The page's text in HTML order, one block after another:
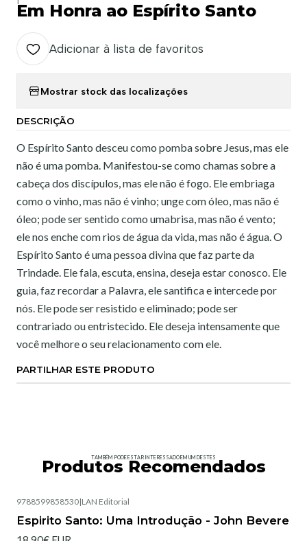
Em Honra ao Espírito Santo
Adicionar à lista de favoritos
Mostrar stock das localizações
DESCRIÇÃO
O Espírito Santo desceu como pomba sobre Jesus, mas ele
não é uma pomba. Manifestou-se como chamas sobre a
cabeça dos discípulos, mas ele não é fogo. Ele embriaga
como o vinho, mas não é vinho; unge com óleo, mas não é
óleo; pode ser sentido como umabrisa, mas não é vento;
ele nos enche com rios de água da vida, mas não é água. O
Espírito Santo é uma pessoa divina que faz parte da
Trindade. Ele fala, escuta, ensina, deseja estar conosco. Ele
guia, faz recordar a Palavra, ele santifica e intercede por
nós. Ele pode ser resistido e eliminado; pode ser
contrariado ou entristecido. Ele deseja intensamente que
você melhore o seu relacionamento com ele.
PARTILHAR ESTE PRODUTO
TAMBÉM PODE ESTAR INTERESSADO EM UM DESTES
Produtos Recomendados
9788599858530|LAN Editorial
Espirito Santo: Uma Introdução - John Bevere